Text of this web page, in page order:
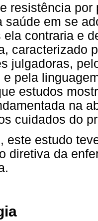
resistência
saúde em se
ela contraria e
caracterizado
julgadoras,
pela
estudos
na
cuidados do
este estudo
diretiva da